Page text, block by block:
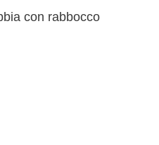
con rabbocco